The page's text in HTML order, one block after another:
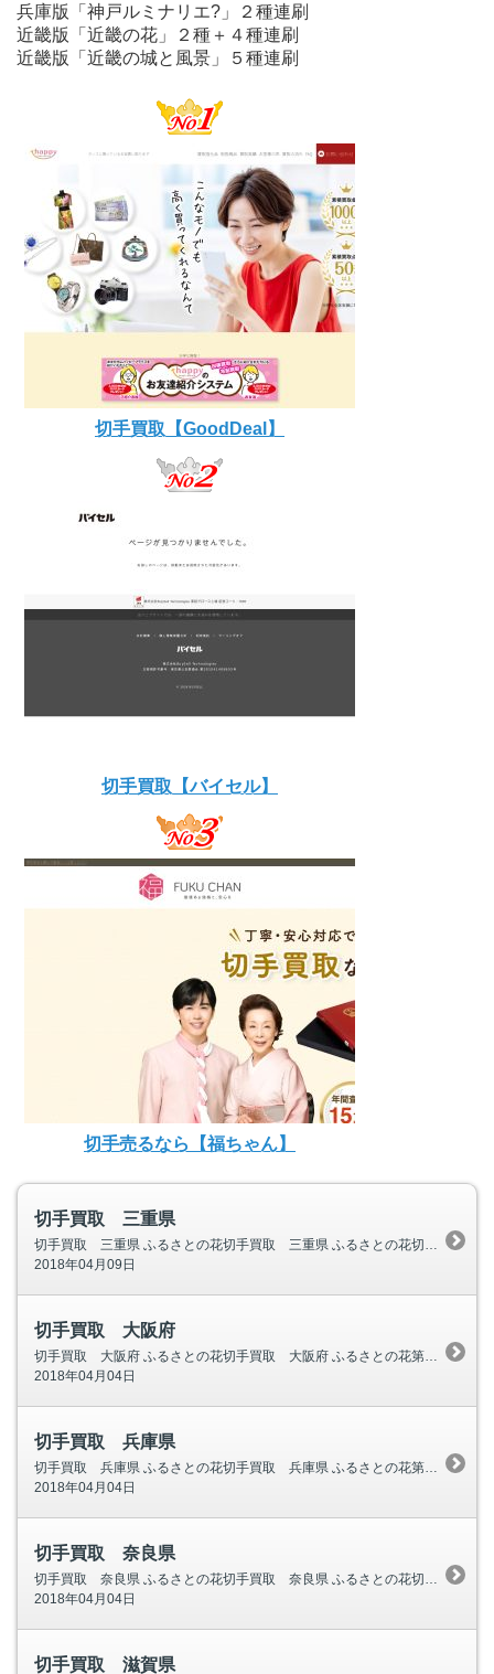
兵庫版「神戸ルミナリエ?」２種連刷
近畿版「近畿の花」２種＋４種連刷
近畿版「近畿の城と風景」５種連刷
切手買取【GoodDeal】
切手買取【バイセル】
切手売るなら【福ちゃん】
切手買取 三重県
2018年04月09日
切手買取 大阪府
2018年04月04日
切手買取 兵庫県
2018年04月04日
切手買取 奈良県
2018年04月04日
切手買取 滋賀県